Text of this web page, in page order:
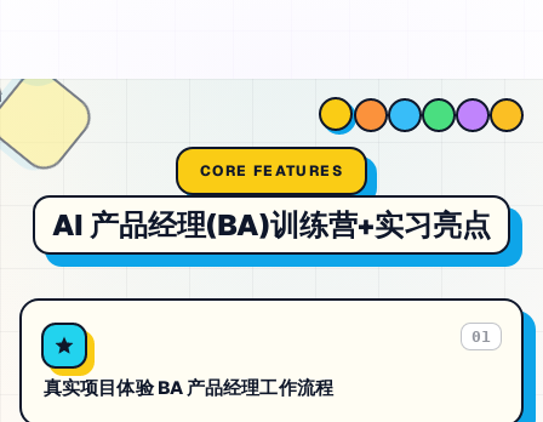
CORE FEATURES
AI 产品经理(BA)训练营+实习亮点
01
真实项目体验 BA 产品经理工作流程